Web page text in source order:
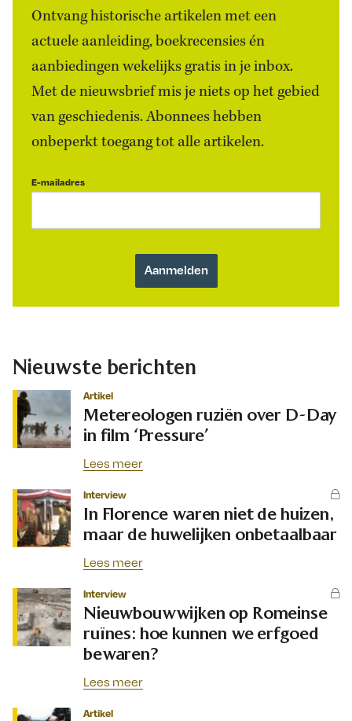
Ontvang historische artikelen met een
actuele aanleiding, boekrecensies én
aanbiedingen wekelijks gratis in je inbox.
Met de nieuwsbrief mis je niets op het gebied
van geschiedenis. Abonnees hebben
onbeperkt toegang tot alle artikelen.
E-mailadres
Nieuwste berichten
Artikel
Metereologen ruziën over D-Day
in film ‘Pressure’
Lees meer
Interview
In Florence waren niet de huizen,
maar de huwelijken onbetaalbaar
Lees meer
Interview
Nieuwbouwwijken op Romeinse
ruïnes: hoe kunnen we erfgoed
bewaren?
Lees meer
Artikel